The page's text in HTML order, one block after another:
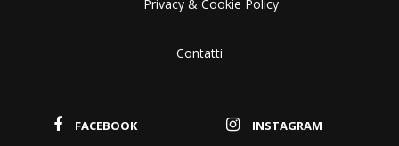
Privacy & Cookie Policy
Contatti
FACEBOOK INSTAGRAM